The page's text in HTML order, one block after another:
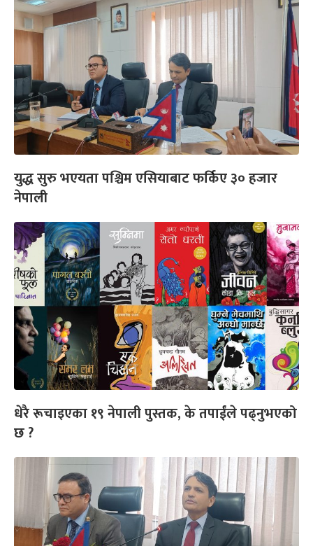
युद्ध सुरु भएयता पश्चिम एसियाबाट फर्किए ३० हजार
नेपाली
धेरै रूचाइएका १९ नेपाली पुस्तक, के तपाईंले पढ्नुभएको
छ ?